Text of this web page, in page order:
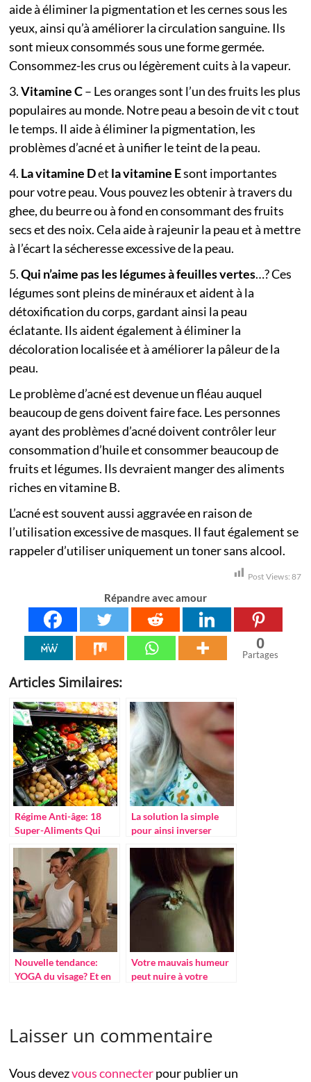
aide à éliminer la pigmentation et les cernes sous les
yeux, ainsi qu’à améliorer la circulation sanguine. Ils
sont mieux consommés sous une forme germée.
Consommez-les crus ou légèrement cuits à la vapeur.
3.Vitamine C– Les oranges sont l’un des fruits les plus
populaires au monde. Notre peau a besoin de vit c tout
le temps. Il aide à éliminer la pigmentation, les
problèmes d’acné et à unifier le teint de la peau.
4. La vitamine Det la vitamine Esont importantes
pour votre peau. Vous pouvez les obtenir à travers du
ghee, du beurre ou à fond en consommant des fruits
secs et des noix. Cela aide à rajeunir la peau et à mettre
à l’écart la sécheresse excessive de la peau.
5.Qui n’aime pas les légumes à feuilles vertes…? Ces
légumes sont pleins de minéraux et aident à la
détoxification du corps, gardant ainsi la peau
éclatante. Ils aident également à éliminer la
décoloration localisée et à améliorer la pâleur de la
peau.
Le problème d’acné est devenue un fléau auquel
beaucoup de gens doivent faire face. Les personnes
ayant des problèmes d’acné doivent contrôler leur
consommation d’huile et consommer beaucoup de
fruits et légumes. Ils devraient manger des aliments
riches en vitamine B.
L’acné est souvent aussi aggravée en raison de
l’utilisation excessive de masques. Il faut également se
rappeler d’utiliser uniquement un toner sans alcool.
Post Views: 87
Répandre avec amour
0
Partages
Articles Similaires:
Régime Anti-âge: 18
Super-Aliments Qui
Proprement Comme Le
Bon Vin
La solution la simple
pour ainsi inverser
cheveux gris
Nouvelle tendance:
YOGA du visage? Et en
Votre mauvais humeur
peut nuire à votre
Laisser un commentaire
Vous devezvous connecterpour publier un